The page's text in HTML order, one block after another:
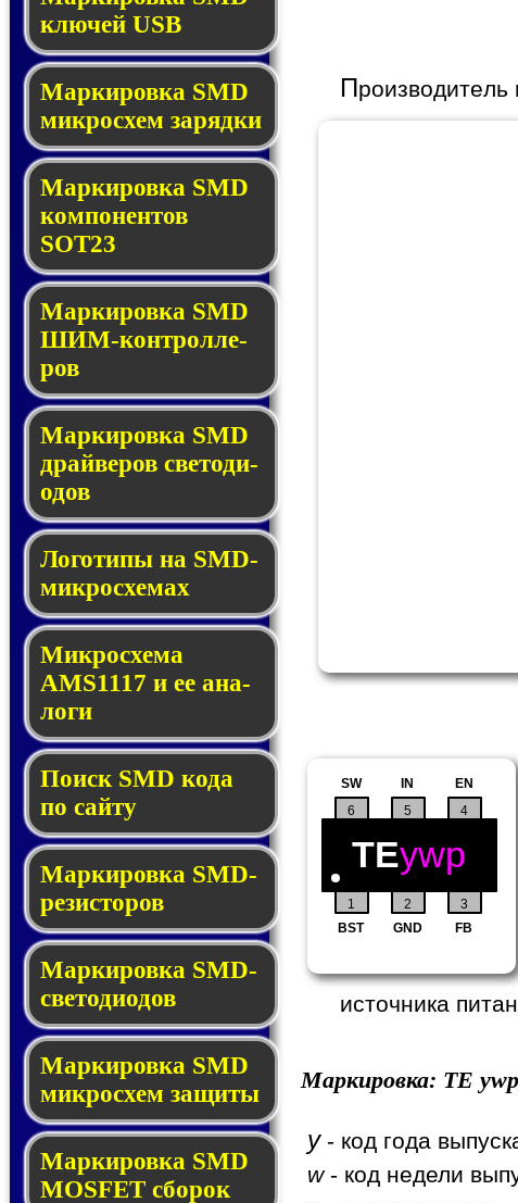
клю­чей USB
Маркировка SMD
мик­рос­хем за­ряд­ки
Маркировка SMD
ком­по­нен­тов
SOT23
Маркировка SMD
ШИМ-кон­трол­ле­
ров
Маркировка SMD
драй­ве­ров све­то­ди­
о­дов
Логотипы на SMD-
мик­ро­схе­мах
Микросхема
AMS1117 и ее ана­
ло­ги
Поиск SMD ко­да
по сай­ту
Маркировка SMD-
ре­зис­то­ров
Маркировка SMD-
све­то­дио­дов
Мар­ки­ров­ка SMD
мик­рос­хем защиты
Мар­ки­ров­ка SMD
MOSFET сбо­рок
П
1 2 3
4
BST GND FB
EN
IN
5
6
SW
TEywp
источника
Маркировка: TE
y- код года
w- код недели